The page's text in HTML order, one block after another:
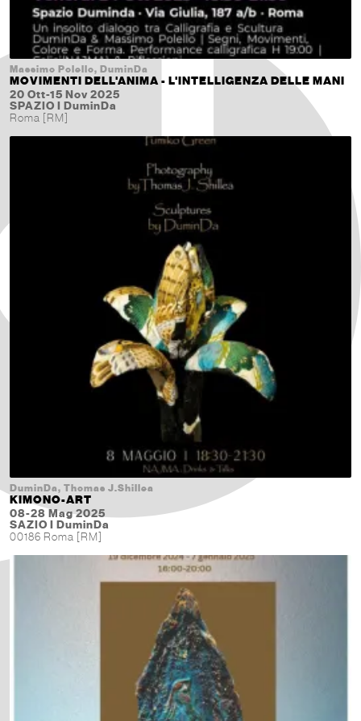
Massimo Polello, DuminDa
MOVIMENTI DELL'ANIMA - L'INTELLIGENZA DELLE MANI
20 Ott-15 Nov 2025
SPAZIO I DuminDa
Roma [RM]
DuminDa, Thomas J.Shillea
KIMONO-ART
08-28 Mag 2025
SAZIO I DuminDa
00186 Roma [RM]